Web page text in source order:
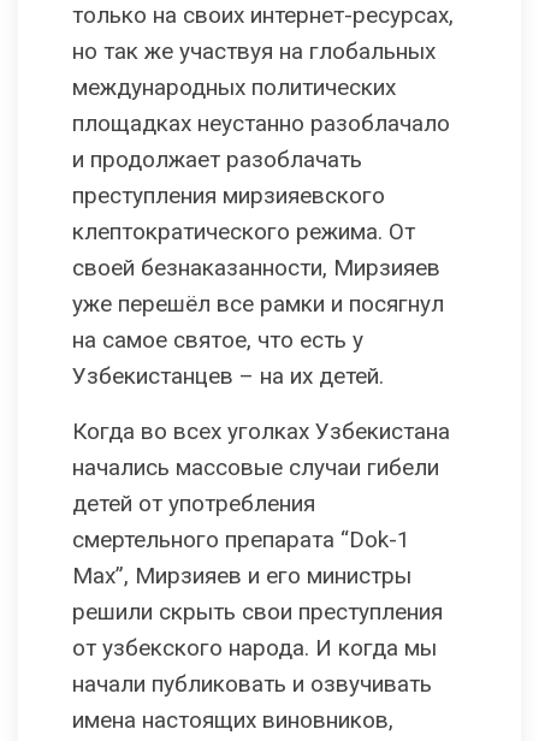
только на своих интернет-ресурсах,
но так же участвуя на глобальных
международных политических
площадках неустанно разоблачало
и продолжает разоблачать
преступления мирзияевского
клептократического режима. От
своей безнаказанности, Мирзияев
уже перешёл все рамки и посягнул
на самое святое, что есть у
Узбекистанцев – на их детей.
Когда во всех уголках Узбекистана
начались массовые случаи гибели
детей от употребления
смертельного препарата “Dok-1
Max”, Мирзияев и его министры
решили скрыть свои преступления
от узбекского народа. И когда мы
начали публиковать и озвучивать
имена настоящих виновников,